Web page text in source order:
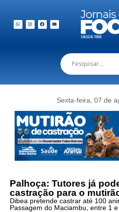
Sexta-feira, 07 de
Palhoça: Tutores já
castração para o
Dibea pretende castrar até 100
Passagem do Maciambu, entre 1